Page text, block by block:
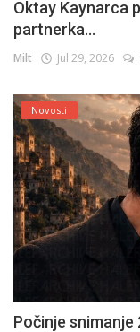
Oktay Kaynarca
partnerka...
Milt Jul 29, 2026
Novosti
Počinje